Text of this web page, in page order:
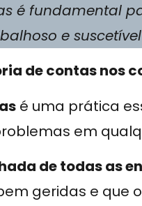
é fundamental
e
de contas nos
é uma prática
em
de todas as
geridas e que